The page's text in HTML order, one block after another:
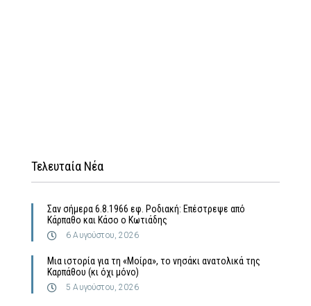
Τελευταία Νέα
Σαν σήμερα 6.8.1966 εφ. Ροδιακή: Επέστρεψε από
Κάρπαθο και Κάσο ο Κωτιάδης
6 Αυγούστου, 2026
Μια ιστορία για τη «Μοίρα», το νησάκι ανατολικά της
Καρπάθου (κι όχι μόνο)
5 Αυγούστου, 2026